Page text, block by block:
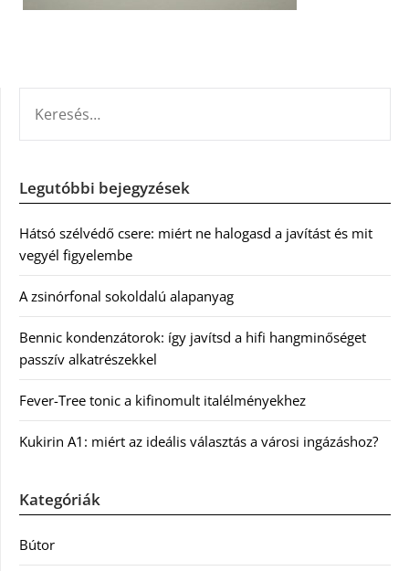
Legutóbbi bejegyzések
Hátsó szélvédő csere: miért ne halogasd a javítást és mit
vegyél figyelembe
A zsinórfonal sokoldalú alapanyag
Bennic kondenzátorok: így javítsd a hifi hangminőséget
passzív alkatrészekkel
Fever-Tree tonic a kifinomult italélményekhez
Kukirin A1: miért az ideális választás a városi ingázáshoz?
Kategóriák
Bútor